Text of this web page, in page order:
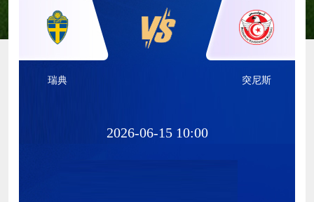
瑞典 突尼斯
2026-06-15 10:00